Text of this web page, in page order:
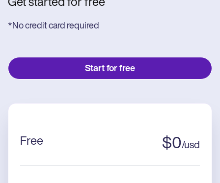
Get started for free
*No credit card required
Start for free
Free $0/usd